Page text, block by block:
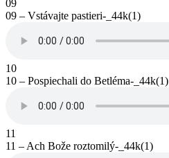
09
09 – Vstávajte pastieri-_44k(1)
10
10 – Pospiechali do Betléma-_44k(1)
11
11 – Ach Bože roztomilý-_44k(1)